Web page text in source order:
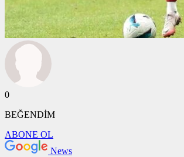
0
BEĞENDİM
ABONE OL
News